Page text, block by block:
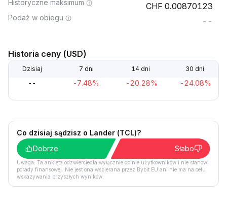
Historyczne maksimum 0.00870123
Podaż w obiegu --
Historia ceny (USD)
Dzisiaj 7 dni 14 dni 30 dni
-- -7.48% -20.28% -24.08%
Co dzisiaj sądzisz o Lander (TCL)?
Dobrze
Słabo
Uwaga: Ta ankieta odzwierciedla wyłącznie opinie użytkowników i nie stanowi
porady finansowej. Nie jest ona wspierana przez Bybit EU ani nie ma na celu
wskazywania przyszłych wyników.